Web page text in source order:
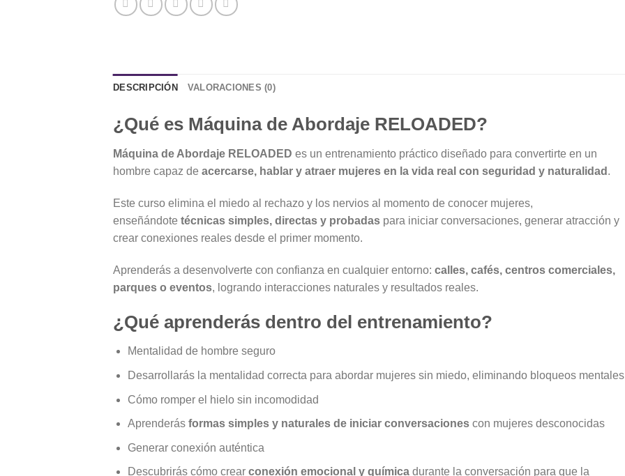
DESCRIPCIÓN VALORACIONES (0)
¿Qué es Máquina de Abordaje RELOADED?
Máquina de Abordaje RELOADED es un entrenamiento práctico diseñado para convertirte en un
hombre capaz de acercarse, hablar y atraer mujeres en la vida real con seguridad y naturalidad .
Este curso elimina el miedo al rechazo y los nervios al momento de conocer mujeres,
enseñándote técnicas simples, directas y probadas para iniciar conversaciones, generar atracción y
crear conexiones reales desde el primer momento.
Aprenderás a desenvolverte con confianza en cualquier entorno: calles, cafés, centros comerciales,
parques o eventos, logrando interacciones naturales y resultados reales.
¿Qué aprenderás dentro del entrenamiento?
Mentalidad de hombre seguro
Desarrollarás la mentalidad correcta para abordar mujeres sin miedo, eliminando bloqueos mentales
Cómo romper el hielo sin incomodidad
Aprenderás formas simples y naturales de iniciar conversacionescon mujeres desconocidas
Generar conexión auténtica
Descubrirás cómo crear conexión emocional y químicadurante la conversación para que la